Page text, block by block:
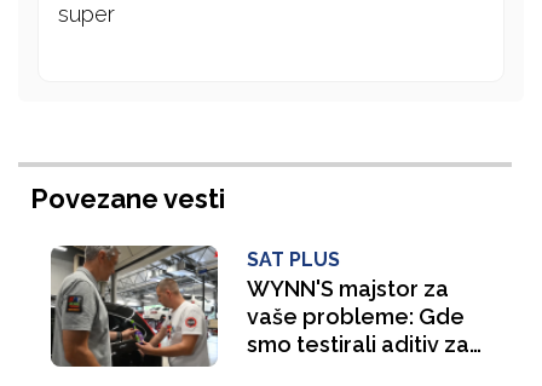
super
Povezane vesti
SAT PLUS
WYNN'S majstor za
vaše probleme: Gde
smo testirali aditiv za